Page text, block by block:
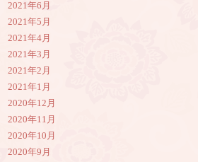
2021年6月
2021年5月
2021年4月
2021年3月
2021年2月
2021年1月
2020年12月
2020年11月
2020年10月
2020年9月